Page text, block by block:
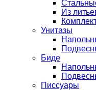
Из
Унитазы
Биде
Писсуары